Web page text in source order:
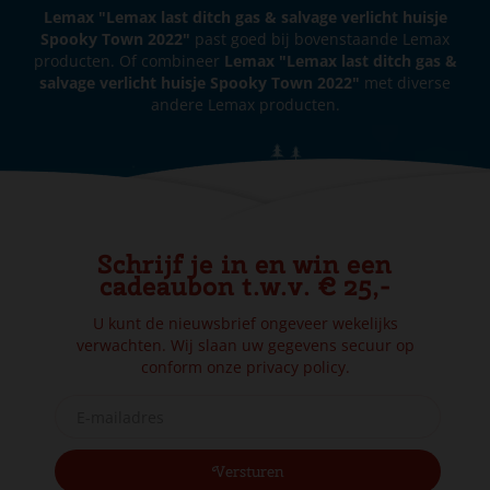
Lemax "Lemax last ditch gas & salvage verlicht huisje
Spooky Town 2022" past goed bij bovenstaande Lemax
producten. Of combineer Lemax "Lemax last ditch gas &
salvage verlicht huisje Spooky Town 2022" met diverse
andere Lemax producten.
Schrijf je in en win een
cadeaubon t.w.v. € 25,-
U kunt de nieuwsbrief ongeveer wekelijks
verwachten. Wij slaan uw gegevens secuur op
conform onze privacy policy.